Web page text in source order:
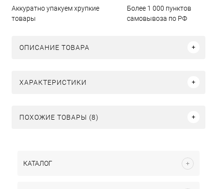
Аккуратно упакуем хрупкие
товары
Более 1 000 пунктов
самовывоза по РФ
ОПИСАНИЕ ТОВАРА
ХАРАКТЕРИСТИКИ
ПОХОЖИЕ ТОВАРЫ (8)
КАТАЛОГ